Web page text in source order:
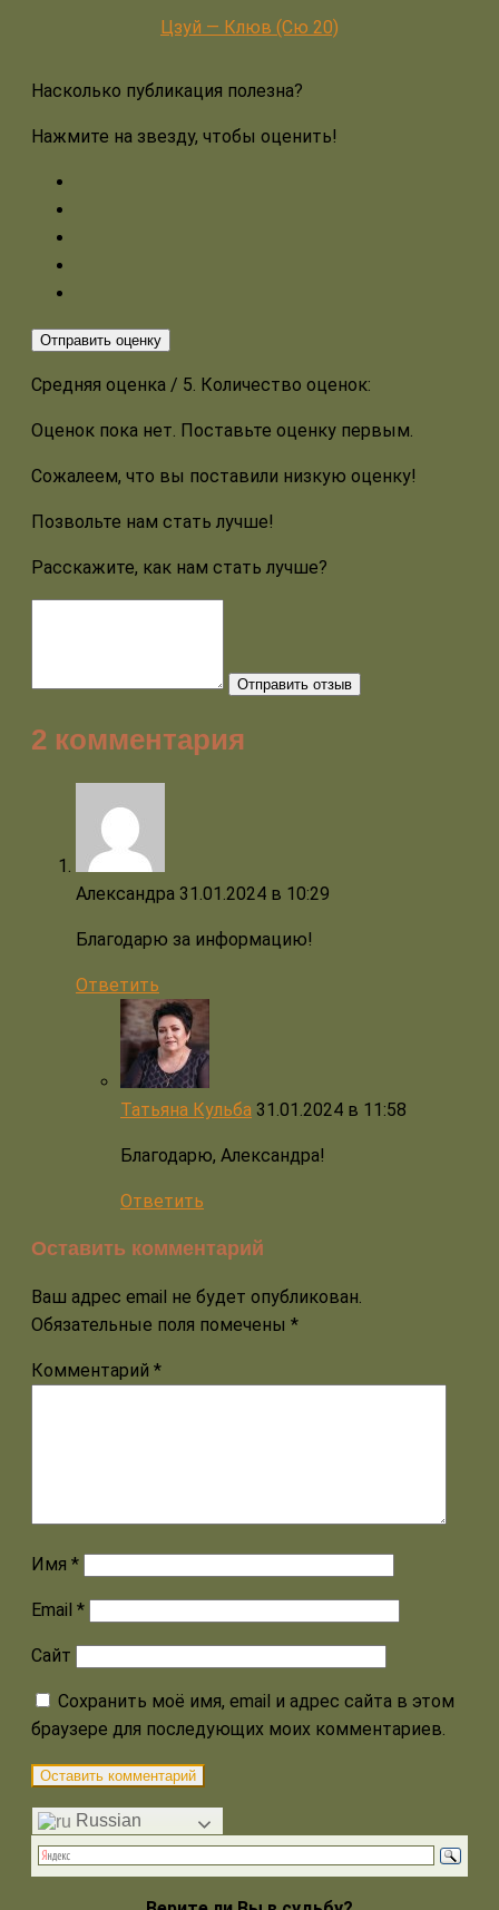
Цзуй — Клюв (Сю 20)
Насколько публикация полезна?
Нажмите на звезду, чтобы оценить!
Отправить оценку
Средняя оценка / 5. Количество оценок:
Оценок пока нет. Поставьте оценку первым.
Сожалеем, что вы поставили низкую оценку!
Позвольте нам стать лучше!
Расскажите, как нам стать лучше?
Отправить отзыв
2 комментария
Александра 31.01.2024 в 10:29
Благодарю за информацию!
Ответить
Татьяна Кульба 31.01.2024 в 11:58
Благодарю, Александра!
Ответить
Оставить комментарий
Ваш адрес email не будет опубликован.
Обязательные поля помечены *
Комментарий *
Имя *
Email *
Сайт
Сохранить моё имя, email и адрес сайта в этом
браузере для последующих моих комментариев.
Russian